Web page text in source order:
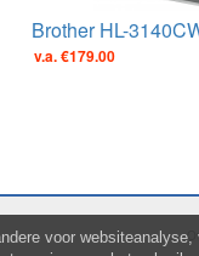
Brother HL-
v.a. €179.00
voor